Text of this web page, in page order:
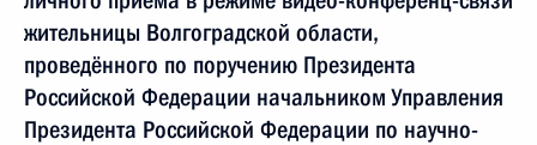
жительницы Волгоградской области,
проведённого по поручению Президента
Российской Федерации начальником Управления
Президента Российской Федерации по научно-